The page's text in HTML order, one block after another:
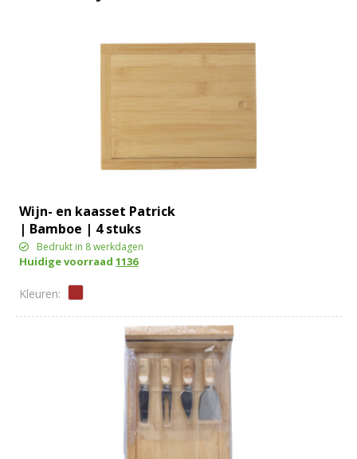
Wijn- en kaasset Patrick
| Bamboe | 4 stuks
Bedrukt in 8 werkdagen
Huidige voorraad1136